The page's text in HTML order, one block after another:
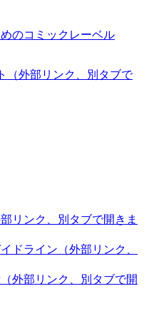
のコミックレーベル
（外部リンク、別タブで
部リンク、別タブで開きま
ドライン （外部リンク、
（外部リンク、別タブで開